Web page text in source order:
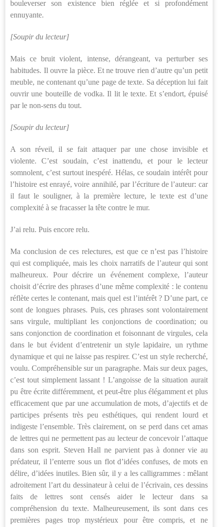
bouleverser son existence bien réglée et si profondément
ennuyante.
[Soupir du lecteur]
Mais ce bruit violent, intense, dérangeant, va perturber ses
habitudes. Il ouvre la pièce. Et ne trouve rien d’autre qu’un petit
meuble, ne contenant qu’une page de texte. Sa déception lui fait
ouvrir une bouteille de vodka. Il lit le texte. Et s’endort, épuisé
par le non-sens du tout.
[Soupir du lecteur]
A son réveil, il se fait attaquer par une chose invisible et
violente. C’est soudain, c’est inattendu, et pour le lecteur
somnolent, c’est surtout inespéré. Hélas, ce soudain intérêt pour
l’histoire est enrayé, voire annihilé, par l’écriture de l’auteur: car
il faut le souligner, à la première lecture, le texte est d’une
complexité à se fracasser la tête contre le mur.
J’ai relu. Puis encore relu.
Ma conclusion de ces relectures, est que ce n’est pas l’histoire
qui est compliquée, mais les choix narratifs de l’auteur qui sont
malheureux. Pour décrire un événement complexe, l’auteur
choisit d’écrire des phrases d’une même complexité : le contenu
réflète certes le contenant, mais quel est l’intérêt ? D’une part, ce
sont de longues phrases. Puis, ces phrases sont volontairement
sans virgule, multipliant les conjonctions de coordination; ou
sans conjonction de coordination et foisonnant de virgules, cela
dans le but évident d’entretenir un style lapidaire, un rythme
dynamique et qui ne laisse pas respirer. C’est un style recherché,
voulu. Compréhensible sur un paragraphe. Mais sur deux pages,
c’est tout simplement lassant ! L’angoisse de la situation aurait
pu être écrite différemment, et peut-être plus élégamment et plus
efficacement que par une accumulation de mots, d’ajectifs et de
participes présents très peu esthétiques, qui rendent lourd et
indigeste l’ensemble. Très clairement, on se perd dans cet amas
de lettres qui ne permettent pas au lecteur de concevoir l’attaque
dans son esprit. Steven Hall ne parvient pas à donner vie au
prédateur, il l’enterre sous un flot d’idées confuses, de mots en
délire, d’idées inutiles. Bien sûr, il y a les calligrammes : mêlant
adroitement l’art du dessinateur à celui de l’écrivain, ces dessins
faits de lettres sont censés aider le lecteur dans sa
compréhension du texte. Malheureusement, ils sont dans ces
premières pages trop mystérieux pour être compris, et ne